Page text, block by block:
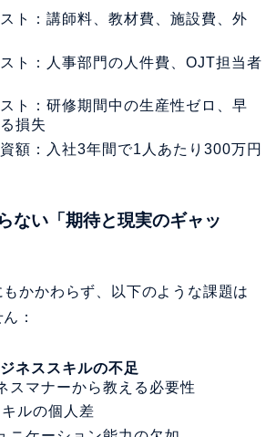
ト：講師料、教材費、施設費、外
ト：人事部門の人件費、OJT担当者
ト：研修期間中の生産性ゼロ、早
損失
額：入社3年間で1人あたり300万円
ない「期待と現実のギャッ
かかわらず、以下のような課題は
：
ネススキルの不足
スマナーから教える必要性
ルの個人差